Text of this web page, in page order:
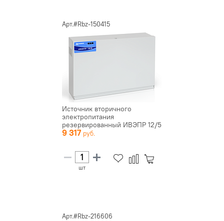
Арт.#Rbz-150415
Источник вторичного
электропитания
резервированный ИВЭПР 12/5
2х40 -Р БР
9 317
шт
Арт.#Rbz-216606